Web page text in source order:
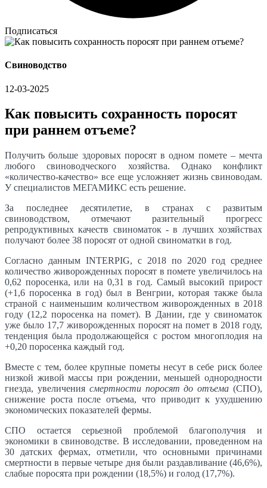
Подписаться
Свиноводство
12-03-2025
Как повысить сохранность поросят
при раннем отъеме?
Получить больше здоровых поросят в одном помете – мечта
любого свиноводческого хозяйства. Однако конфликт
«количество-качество» все еще усложняет жизнь свиноводам.
У специалистов МЕГАМИКС есть решение.
За последнее десятилетие, в странах с развитым
свиноводством, отмечают разительный прогресс
репродуктивных качеств свиноматок - в лучших хозяйствах
получают более 38 поросят от одной свиноматки в год.
Согласно данным INTERPIG, с 2018 по 2020 год среднее
количество живорожденных поросят в помете увеличилось на
0,62 поросенка, или на 0,31 в год. Самый высокий прирост
(+1,6 поросенка в год) был в Венгрии, которая также была
страной с наименьшим количеством живорожденных в 2018
году (12,2 поросенка на помет). В Дании, где у свиноматок
уже было 17,7 живорожденных поросят на помет в 2018 году,
тенденция была продолжающейся с ростом многоплодия на
+0,20 поросенка каждый год.
Вместе с тем, более крупные пометы несут в себе риск более
низкой живой массы при рождении, меньшей однородности
гнезда, увеличения смертности поросят до отъема (СПО),
снижение роста после отъема, что приводит к ухудшению
экономических показателей фермы.
СПО остается серьезной проблемой благополучия и
экономики в свиноводстве. В исследовании, проведенном на
30 датских фермах, отметили, что основными причинами
смертности в первые четыре дня были раздавливание (46,6%),
слабые поросята при рождении (18,5%) и голод (17,7%).